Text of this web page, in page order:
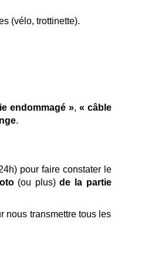
(vélo, trottinette).
endommagé », « câble
.
pour faire constater le
(ou plus)de la partie
nous transmettre tous les